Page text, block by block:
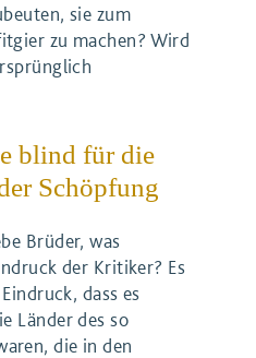
sie zum
zu machen? Wird
blind für die
Schöpfung
Brüder, was
der Kritiker? Es
dass es
Länder des so
die in den